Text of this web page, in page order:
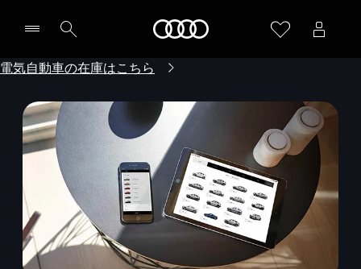
電気自動車の在庫はこちら